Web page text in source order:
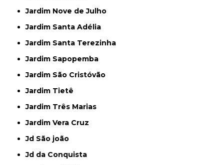
Jardim Nove de Julho
Jardim Santa Adélia
Jardim Santa Terezinha
Jardim Sapopemba
Jardim São Cristóvão
Jardim Tietê
Jardim Três Marias
Jardim Vera Cruz
Jd São joão
Jd da Conquista